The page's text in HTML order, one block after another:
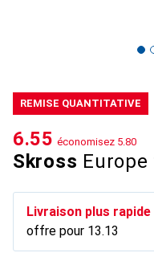
REMISE QUANTITATIVE
Skross
CHF
6.55 économisez CHF
5.80
Livraison plus rapide
offre pour CHF
13.13